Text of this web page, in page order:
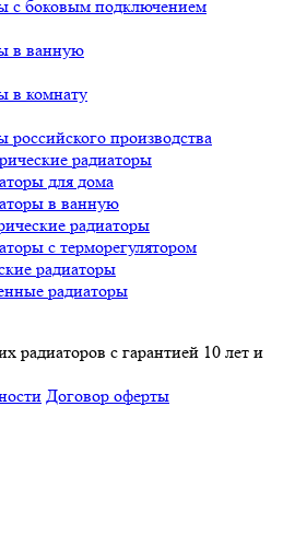
с боковым подключением
в ванную
в комнату
российского производства
радиаторы
для дома
в ванную
радиаторы
с терморегулятором
радиаторы
радиаторы
радиаторов с гарантией 10 лет и
Договор оферты